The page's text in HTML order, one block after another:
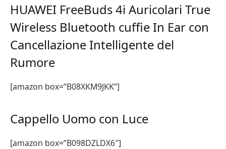
HUAWEI FreeBuds 4i Auricolari True
Wireless Bluetooth cuffie In Ear con
Cancellazione Intelligente del
Rumore
[amazon box=”B08XKM9JKK”]
Cappello Uomo con Luce
[amazon box=”B098DZLDX6″]